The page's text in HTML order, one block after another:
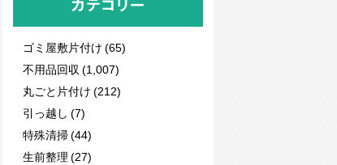
カテゴリー
ゴミ屋敷片付け (65)
不用品回収 (1,007)
丸ごと片付け (212)
引っ越し (7)
特殊清掃 (44)
生前整理 (27)